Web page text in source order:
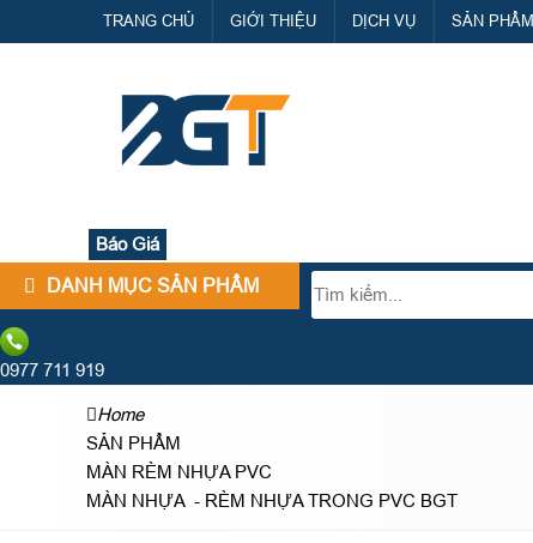
TRANG CHỦ GIỚI THIỆU DỊCH VỤ SẢN PHẨM
Báo Giá
DANH MỤC SẢN PHẨM
0977 711 919
Home
SẢN PHẨM
MÀN RÈM NHỰA PVC
MÀN NHỰA - RÈM NHỰA TRONG PVC BGT